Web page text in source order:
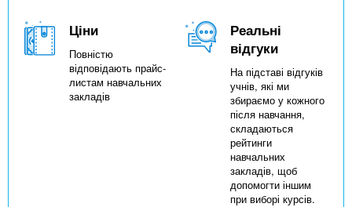
Ціни
Повністю
відповідають прайс-
листам навчальних
закладів
Реальні
відгуки
На підставі відгуків
учнів, які ми
збираємо у кожного
після навчання,
складаються
рейтинги
навчальних
закладів, щоб
допомогти іншим
при виборі курсів.